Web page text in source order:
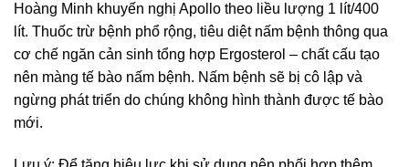
Hoàng Minh khuyến nghị Apollo theo liều lượng 1 lít/400
lít. Thuốc trừ bệnh phổ rộng, tiêu diệt nấm bệnh thông qua
cơ chế ngăn cản sinh tổng hợp Ergosterol – chất cấu tạo
nên màng tế bào nấm bệnh. Nấm bệnh sẽ bị cô lập và
ngừng phát triển do chúng không hình thành được tế bào
mới.